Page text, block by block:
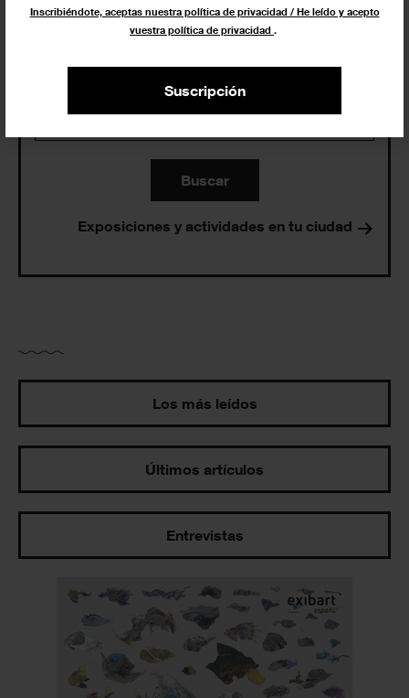
Inscribiéndote, aceptas nuestra política de privacidad / He leído y acepto
vuestra política de privacidad .
Suscripción
Incluir eventos web
Buscar
Exposiciones y actividades en tu ciudad
Los más leídos
Últimos artículos
Entrevistas